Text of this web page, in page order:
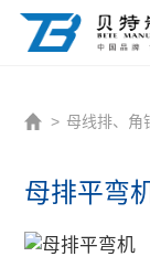
http://
> 母线排、角
母排平弯